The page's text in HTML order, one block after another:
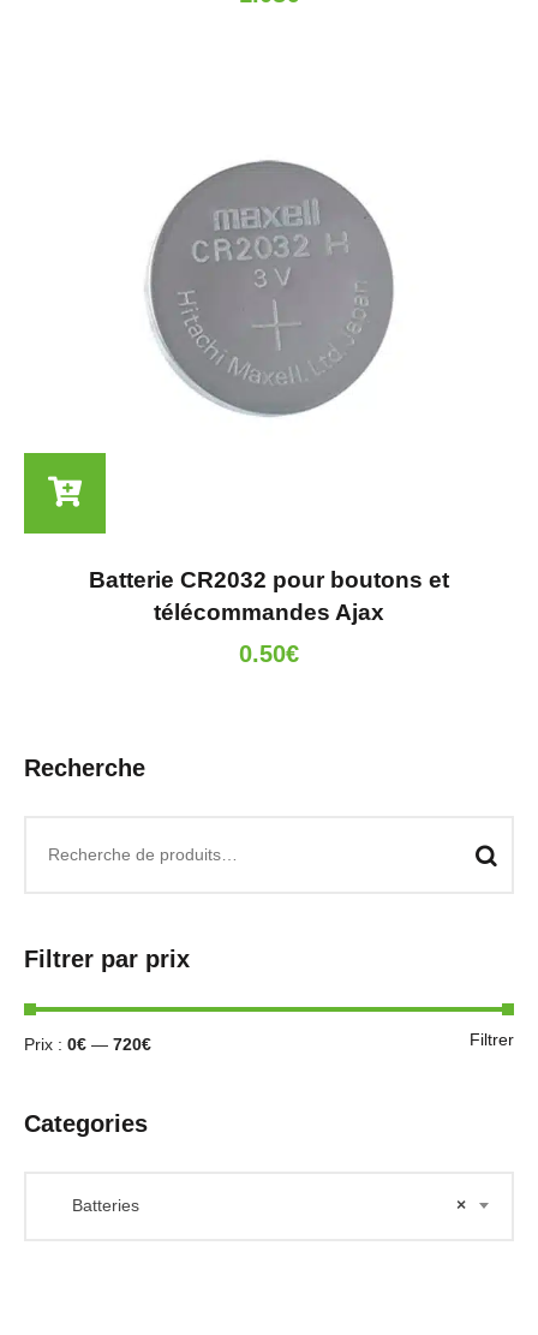
Batterie CR2032 pour boutons et
télécommandes Ajax
0.50€
Recherche
Filtrer par prix
Filtrer
Prix : 0€ — 720€
Categories
×
Batteries